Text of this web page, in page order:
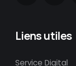
Liens utiles
Service Digital